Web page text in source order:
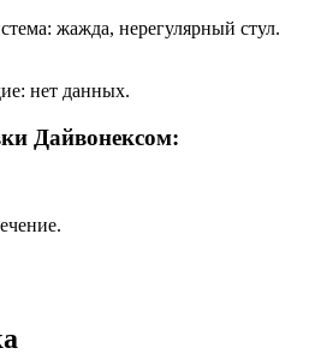
жажда, нерегулярный стул.
нет данных.
Дайвонексом: